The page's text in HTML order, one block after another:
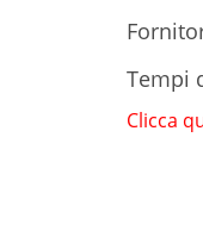
Tempi
Clicca